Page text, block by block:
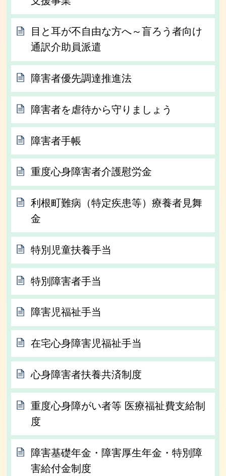
目と耳が不自由な方へ～盲ろう者向け
通訳介助員派遣
障害者優先調達推進法
障害者を虐待から守りましょう
障害者手帳
重度心身障害者介護慰労金
利根町難病（特定疾患等）療養者見舞
金
特別児童扶養手当
特別障害者手当
障害児福祉手当
在宅心身障害児福祉手当
心身障害者扶養共済制度
重度心身障がい者等 医療福祉費支給制
度
障害基礎年金・障害厚生年金・特別障
害給付金制度